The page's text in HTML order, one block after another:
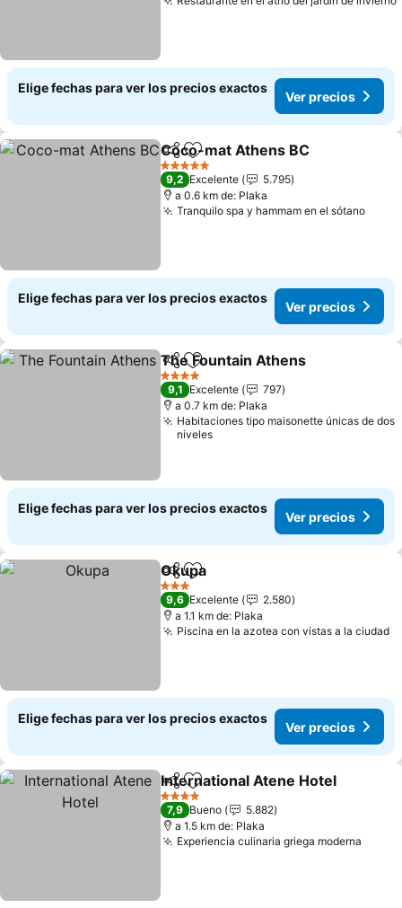
Elige fechas para ver los precios exactos
Ver precios
CompartirAgregar a favoritos
Coco-mat Athens BC
5 Estrellas
9,2 Excelente
5.795
a 0.6 km de: Plaka
Tranquilo spa y hammam en el sótano
Elige fechas para ver los precios exactos
Ver precios
Compartir
Agregar a favoritos
The Fountain Athens
4 Estrellas
9,1 Excelente
797
a 0.7 km de: Plaka
Habitaciones tipo maisonette únicas de dos
niveles
Elige fechas para ver los precios exactos
Ver precios
CompartirAgregar a favoritos
Okupa
3 Estrellas
9,6 Excelente
2.580
a 1.1 km de: Plaka
Piscina en la azotea con vistas a la ciudad
Elige fechas para ver los precios exactos
Ver precios
CompartirAgregar a favoritos
International Atene Hotel
4 Estrellas
7,9 Bueno
5.882
a 1.5 km de: Plaka
Experiencia culinaria griega moderna